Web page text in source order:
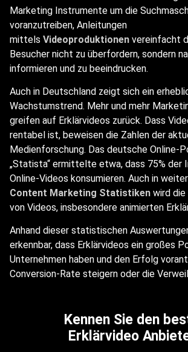
Marketing Instrumente um die
voranzutreiben, Anleitungen
mittels Videoproduktionen vereinfacht
Besucher nicht zu überfordern, sondern
informieren und zu beeindrucken.
Auch in Deutschland zeigt sich ein
Wachstumstrend. Mehr und mehr
greifen auf Erklärvideos zurück. Dass
rentabel ist, beweisen die Zahlen der
Medienforschung. Das deutsche Online-
„Statista“ ermittelte etwa, dass 75% der
Online-Videos konsumieren. Auch in
Content Marketing Statistiken wird
von Videos, insbesondere animierten
Anhand dieser statistischen
erkennbar, dass Erklärvideos ein großes
Unternehmen haben und den Erfolg
Conversion-Rate steigern oder die
Kennen Sie den
Erklärvideo